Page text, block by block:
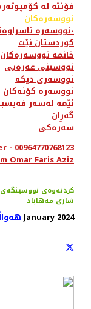
فۆنتە لە
نووسەرەکان
نووسەرە ناسراوەکان-
کوردستان نێت
خانمە نووسەرەکان
نووسینی عەرەبی
نووسەری دیکە
نووسەرە کۆنەکان
ئێمە لەسەر
گەڕان
سەرەکی
00964770768123
Omar Faris Aziz
کردنەوەی
شاری مەهاباد
25 January 2024